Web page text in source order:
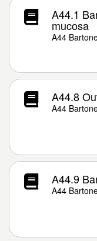
A44.1
mucosa
A44
A44.8
A44
A44.9
A44